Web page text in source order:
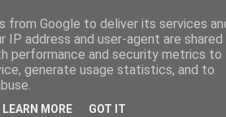
días!
11 :21 :54
from Google to deliver its services
IP address and user-agent are shared
performance and security metrics to
generate usage statistics, and to
LEARN MORE GOT IT